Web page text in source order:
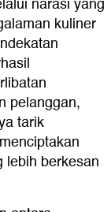
kuliner
pelanggan,
tarik
lebih berkesan